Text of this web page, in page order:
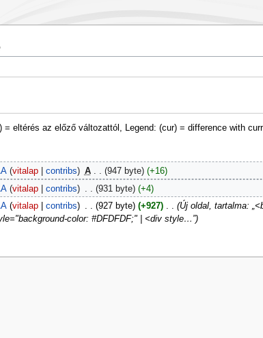
eltérés az előző változattól, Legend: (cur) = difference with
vitalap contribs A 947 byte
+16
vitalap contribs 931 byte
+4
vitalap contribs 927 byte +927 ‎
Új oldal, tartalma:
color: #DFDFDF;" | <div style…”